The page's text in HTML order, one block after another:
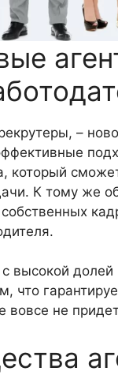
–
который
К тому же
высокой долей
что
не